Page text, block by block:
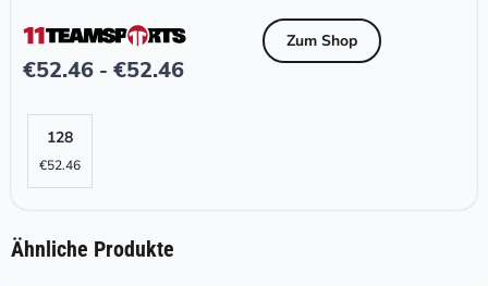
€52.46 - €52.46
Zum Shop
128
€52.46
Ähnliche Produkte